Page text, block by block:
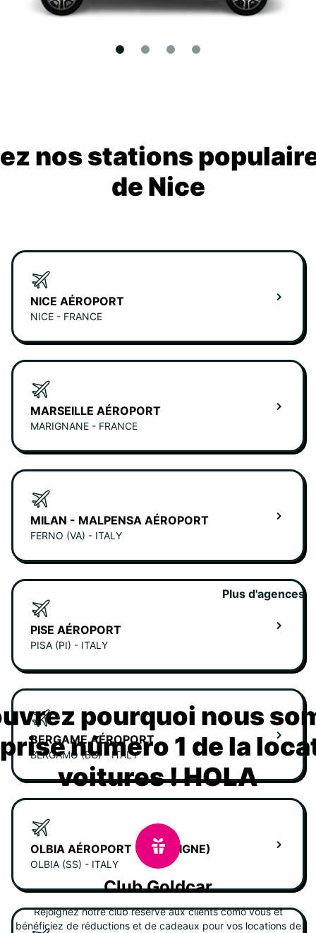
nos stations
de Nice
NICE AÉROPORT
NICE - FRANCE
MARSEILLE AÉROPORT
MARIGNANE - FRANCE
MILAN - MALPENSA AÉROPORT
FERNO (VA) - ITALY
PISE AÉROPORT
PISA (PI) - ITALY
BERGAME AÉROPORT
BERGAMO (BG) - ITALY
OLBIA AÉROPORT (SARDAIGNE)
OLBIA (SS) - ITALY
Plus d'agences
pourquoi nous
número 1 de la
voitures ! HOLA
Club Goldcar
Rejoignez notre club réservé aux clients como vous et
bénéficiez de réductions et de cadeaux pour vos locations de